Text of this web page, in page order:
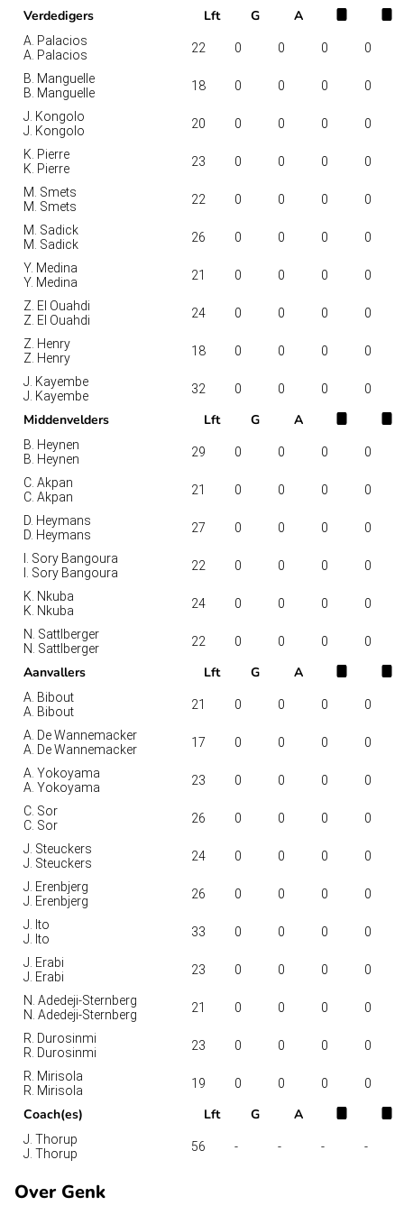
Verdedigers Lft G A
A. Palacios
A. Palacios
22 0 0 0 0
B. Manguelle
B. Manguelle
18 0 0 0 0
J. Kongolo
J. Kongolo
20 0 0 0 0
K. Pierre
K. Pierre
23 0 0 0 0
M. Smets
M. Smets
22 0 0 0 0
M. Sadick
M. Sadick
26 0 0 0 0
Y. Medina
Y. Medina
21 0 0 0 0
Z. El Ouahdi
Z. El Ouahdi
24 0 0 0 0
Z. Henry
Z. Henry
18 0 0 0 0
J. Kayembe
J. Kayembe
32 0 0 0 0
Middenvelders Lft G A
B. Heynen
B. Heynen
29 0 0 0 0
C. Akpan
C. Akpan
21 0 0 0 0
D. Heymans
D. Heymans
27 0 0 0 0
I. Sory Bangoura
I. Sory Bangoura
22 0 0 0 0
K. Nkuba
K. Nkuba
24 0 0 0 0
N. Sattlberger
N. Sattlberger
22 0 0 0 0
Aanvallers Lft G A
A. Bibout
A. Bibout
21 0 0 0 0
A. De Wannemacker
A. De Wannemacker
17 0 0 0 0
A. Yokoyama
A. Yokoyama
23 0 0 0 0
C. Sor
C. Sor
26 0 0 0 0
J. Steuckers
J. Steuckers
24 0 0 0 0
J. Erenbjerg
J. Erenbjerg
26 0 0 0 0
J. Ito
J. Ito
33 0 0 0 0
J. Erabi
J. Erabi
23 0 0 0 0
N. Adedeji-Sternberg
N. Adedeji-Sternberg
21 0 0 0 0
R. Durosinmi
R. Durosinmi
23 0 0 0 0
R. Mirisola
R. Mirisola
19 0 0 0 0
Coach(es) Lft G A
J. Thorup
J. Thorup
56 - - - -
Over Genk